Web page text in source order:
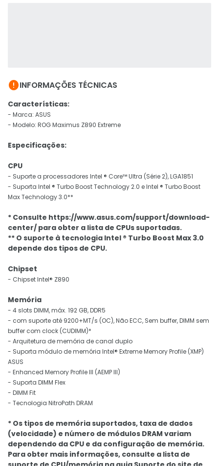
INFORMAÇÕES TÉCNICAS
Características:
- Marca: ASUS
- Modelo: ROG Maximus Z890 Extreme
Especificações:
CPU
- Suporte a processadores Intel ® Core™ Ultra (Série 2), LGA1851
- Suporta Intel ® Turbo Boost Technology 2.0 e Intel ® Turbo Boost
Max Technology 3.0**
* Consulte https://www.asus.com/support/download-
center/ para obter a lista de CPUs suportadas.
** O suporte à tecnologia Intel ® Turbo Boost Max 3.0
depende dos tipos de CPU.
Chipset
- Chipset Intel® Z890
Memória
- 4 slots DIMM, máx. 192 GB, DDR5
- com suporte até 9200+MT/s (OC), Não ECC, Sem buffer, DIMM sem
buffer com clock (CUDIMM)*
- Arquitetura de memória de canal duplo
- Suporta módulo de memória Intel® Extreme Memory Profile (XMP)
ASUS
- Enhanced Memory Profile III (AEMP III)
- Suporta DIMM Flex
- DIMM Fit
- Tecnologia NitroPath DRAM
* Os tipos de memória suportados, taxa de dados
(velocidade) e número de módulos DRAM variam
dependendo da CPU e da configuração de memória.
Para obter mais informações, consulte a lista de